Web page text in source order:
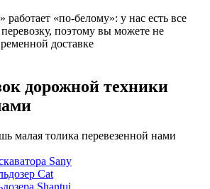
работает «по-белому»: у нас есть все
поэтому вы можете не
доставке
дорожной техники
малая толика перевезенной нами